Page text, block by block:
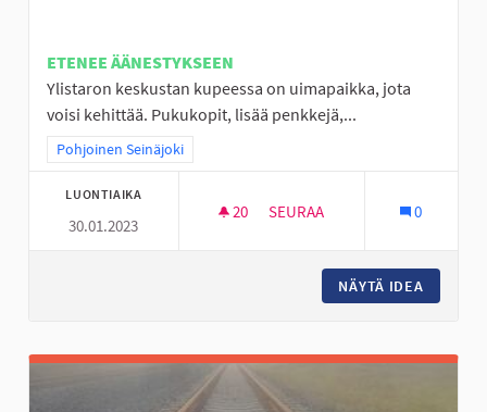
ETENEE ÄÄNESTYKSEEN
Ylistaron keskustan kupeessa on uimapaikka, jota
voisi kehittää. Pukukopit, lisää penkkejä,...
Rajaa tulokset teeman mukaan: Pohjoinen Seinäjoki
Pohjoinen Seinäjoki
LUONTIAIKA
30.01.2023
20 20 SEURAAJAA
SEURAA 0
NÄYTÄ IDEA